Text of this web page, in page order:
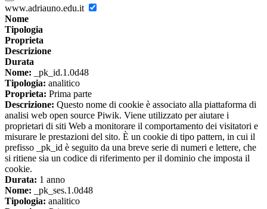
www.adriauno.edu.it
Nome
Tipologia
Proprieta
Descrizione
Durata
Nome: _pk_id.1.0d48
Tipologia: analitico
Proprieta: Prima parte
Descrizione: Questo nome di cookie è associato alla piattaforma di
analisi web open source Piwik. Viene utilizzato per aiutare i
proprietari di siti Web a monitorare il comportamento dei visitatori e
misurare le prestazioni del sito. È un cookie di tipo pattern, in cui il
prefisso _pk_id è seguito da una breve serie di numeri e lettere, che
si ritiene sia un codice di riferimento per il dominio che imposta il
cookie.
Durata: 1 anno
Nome: _pk_ses.1.0d48
Tipologia: analitico